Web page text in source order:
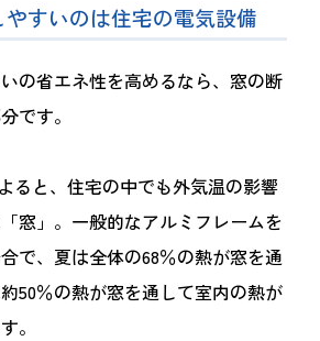
すいのは住宅の電気設備
の省エネ性を高めるなら、窓の断
です。
ると、住宅の中でも外気温の影響
窓」。一般的なアルミフレームを
で、夏は全体の68％の熱が窓を通
50％の熱が窓を通して室内の熱が
。